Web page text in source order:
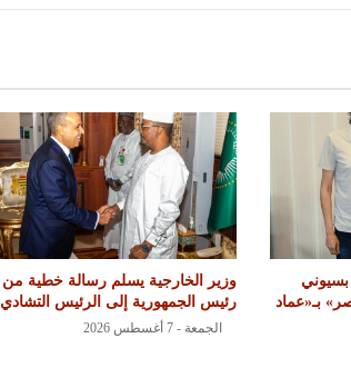
بـ«عماد
وزير الخارجية يسلم رسالة خطية من
رئيس الجمهورية إلى الرئيس التشادي
الجمعة - 7 أغسطس 2026